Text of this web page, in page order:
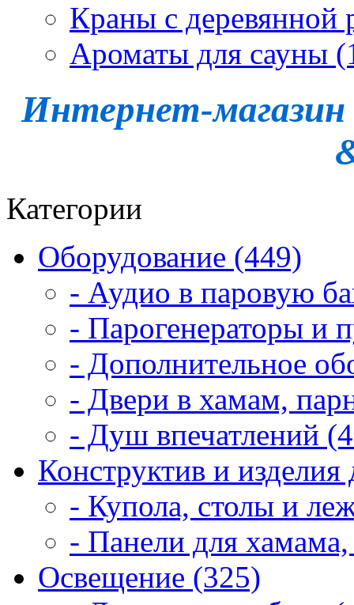
Краны с деревянной
Ароматы для сауны
Интернет-магазин
Категории
Оборудование (449)
- Аудио в паровую
- Парогенераторы и
- Дополнительное
- Двери в хамам,
- Душ впечатлений
Конструктив и
- Купола, столы и
- Панели для
Освещение (325)